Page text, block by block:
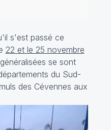
s'est passé ce
22 et le 25 novembre
se sont
du Sud-
des Cévennes aux